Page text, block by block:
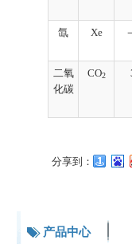
氙 Xe
二氧
化碳
CO2
分享到：
产品中心